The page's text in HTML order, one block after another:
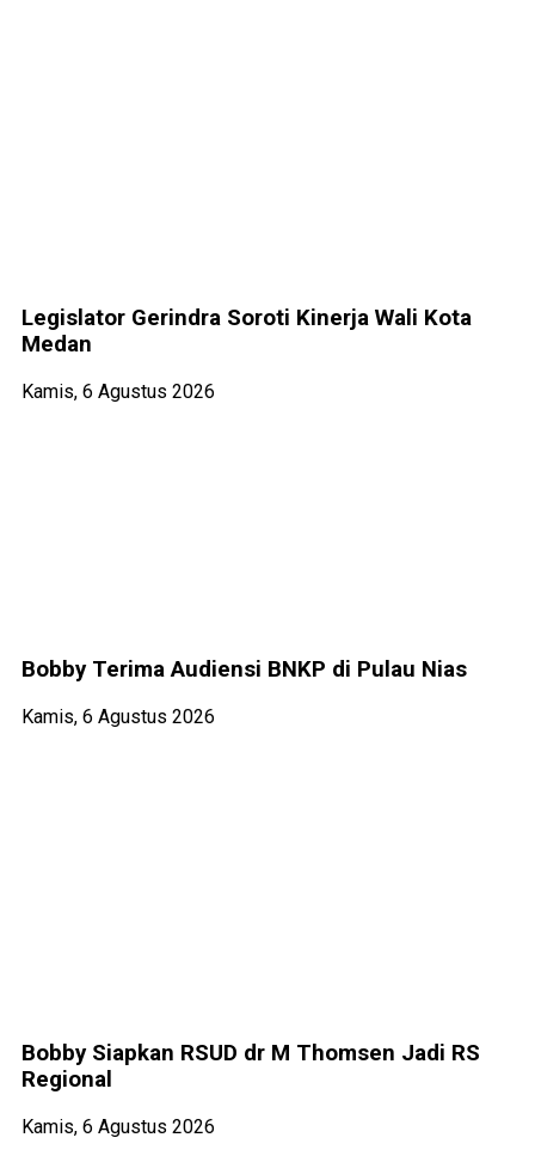
Legislator Gerindra Soroti Kinerja Wali Kota
Medan
Kamis, 6 Agustus 2026
Bobby Terima Audiensi BNKP di Pulau Nias
Kamis, 6 Agustus 2026
Bobby Siapkan RSUD dr M Thomsen Jadi RS
Regional
Kamis, 6 Agustus 2026